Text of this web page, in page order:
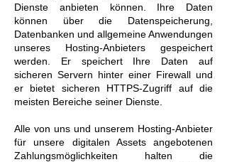
Dienste anbieten können. Ihre Daten
können über die Datenspeicherung,
Datenbanken und allgemeine Anwendungen
unseres Hosting-Anbieters gespeichert
werden. Er speichert Ihre Daten auf
sicheren Servern hinter einer Firewall und
er bietet sicheren HTTPS-Zugriff auf die
meisten Bereiche seiner Dienste.
Alle von uns und unserem Hosting-Anbieter
für unsere digitalen Assets angebotenen
Zahlungsmöglichkeiten halten die